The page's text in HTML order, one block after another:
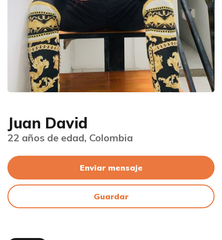
Juan David
22 años de edad, Colombia
Enviar mensaje
Guardar